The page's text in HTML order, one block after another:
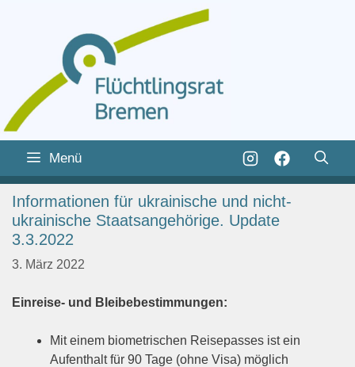
Zum
Inhalt
springen
springen
Menü
Informationen für ukrainische und nicht-
ukrainische Staatsangehörige. Update
3.3.2022
3. März 2022
Einreise- und Bleibebestimmungen:
Mit einem biometrischen Reisepasses ist ein
Aufenthalt für 90 Tage (ohne Visa) möglich